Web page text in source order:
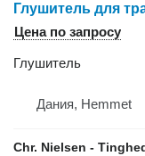
Глушитель для
Цена по запросу
Глушитель
Дания, Hemmet
Chr. Nielsen -